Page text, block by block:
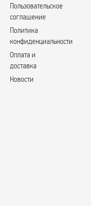
Пользовательское
соглашение
Политика
конфиденциальности
Оплата и
доставка
Новости